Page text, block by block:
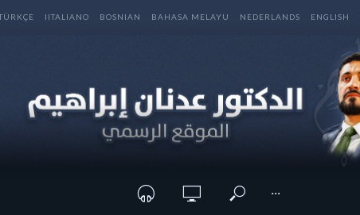
ENGLISH
NEDERLANDS
BAHASA MELAYU
BOSNIAN
IITALIANO
···